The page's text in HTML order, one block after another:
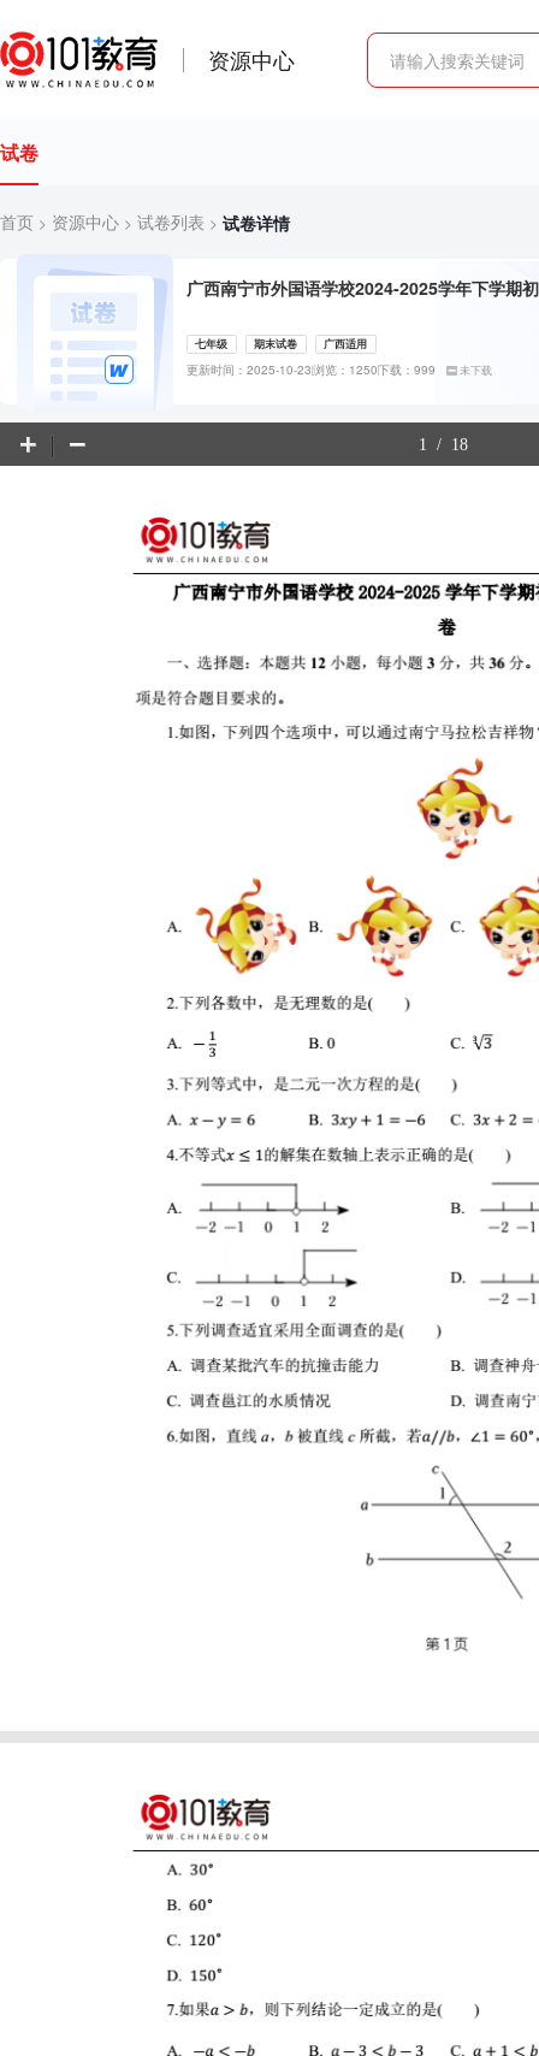
资源中心
试卷
首页 > 资源中心 > 试卷列表 > 试卷详情
广西南宁市外国语学校2024-2025学年下学期
七年级 期末试卷 广西适用
更新时间：2025-10-23浏览：1250下载：999 未下载